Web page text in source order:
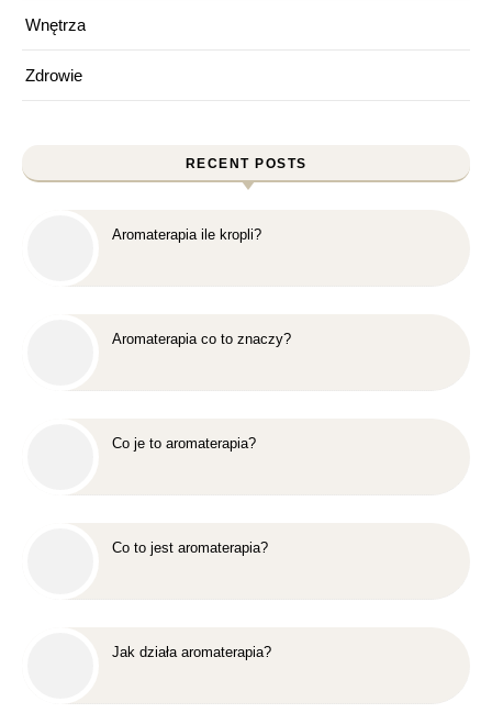
Wnętrza
Zdrowie
RECENT POSTS
Aromaterapia ile kropli?
Aromaterapia co to znaczy?
Co je to aromaterapia?
Co to jest aromaterapia?
Jak działa aromaterapia?